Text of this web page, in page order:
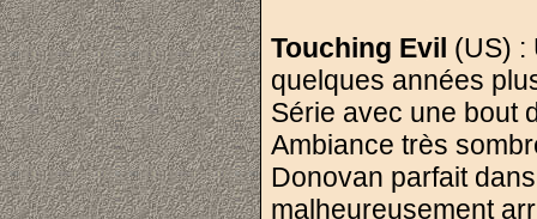
Touching Evil (US) :
quelques années
Série avec une bout
Ambiance très
Donovan parfait
malheureusement